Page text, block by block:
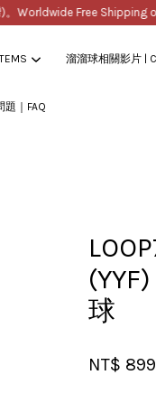
Free Shipping over
溜溜球相關影片 |
題｜FAQ
球
NT$ 899